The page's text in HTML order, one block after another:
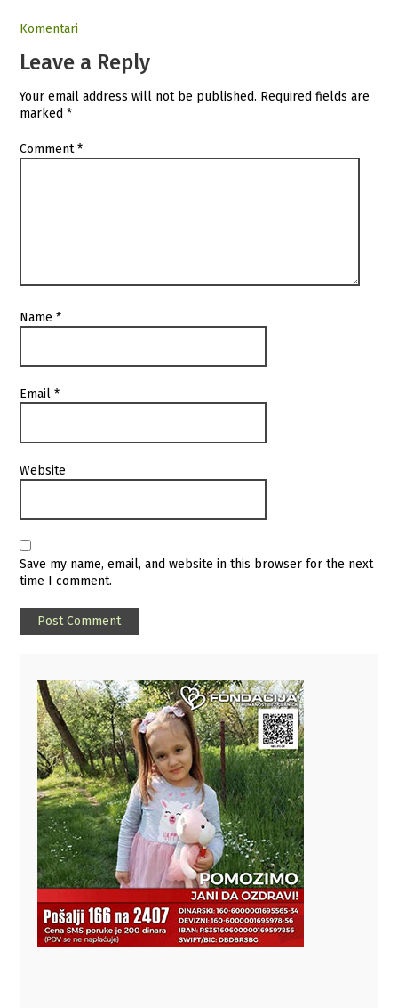
Komentari
Leave a Reply
Your email address will not be published. Required fields are
marked*
Comment*
Name*
Email*
Website
Save my name, email, and website in this browser for the next
time I comment.